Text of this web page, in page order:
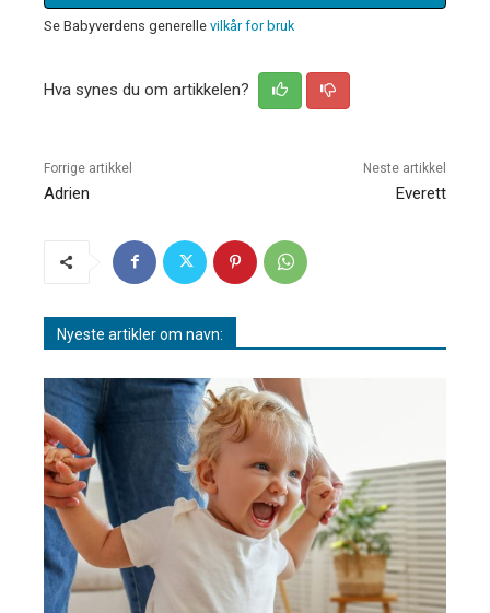
Se Babyverdens generelle vilkår for bruk
Hva synes du om artikkelen?
Forrige artikkel
Adrien
Neste artikkel
Everett
Nyeste artikler om navn: